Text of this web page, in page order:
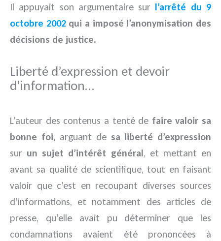
Il appuyait son argumentaire sur l’arrêté du 9
octobre 2002qui a imposé l’anonymisation des
décisions de justice.
Liberté d’expression et devoir
d’information…
L’auteur des contenus a tenté de faire valoir sa
bonne foi, arguant de sa liberté d’expression
sur un sujet d’intérêt général, et mettant en
avant sa qualité de scientifique, tout en faisant
valoir que c’est en recoupant diverses sources
d’informations, et notamment des articles de
presse, qu’elle avait pu déterminer que les
condamnations avaient été prononcées à